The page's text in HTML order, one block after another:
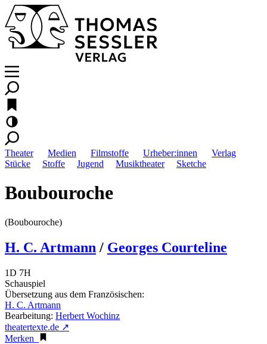
Theater Medien Filmstoffe Urheber:innen
Verlag
Stücke
Stoffe Jugend Musiktheater Sketche
Boubouroche
(Boubouroche)
H. C. Artmann / Georges Courteline
1D 7H
Schauspiel
Übersetzung aus dem Französischen:
H. C. Artmann
Bearbeitung: Herbert Wochinz
theatertexte.de ↗
Merken